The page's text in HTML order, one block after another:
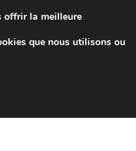
de 7 EUR
9 h à 16 h
offrir la meilleure
que nous utilisons ou